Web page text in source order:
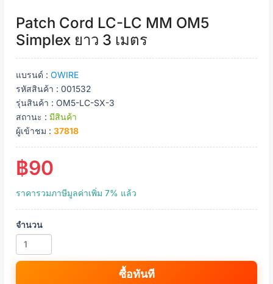
Patch Cord LC-LC MM OM5
Simplex ยาว 3 เมตร
แบรนด์ : OWIRE
รหัสสินค้า : 001532
รุ่นสินค้า : OM5-LC-SX-3
สถานะ : มีสินค้า
ผู้เข้าชม : 37818
฿90
ราคารวมภาษีมูลค่าเพิ่ม 7% แล้ว
จำนวน
ซื้อทันที